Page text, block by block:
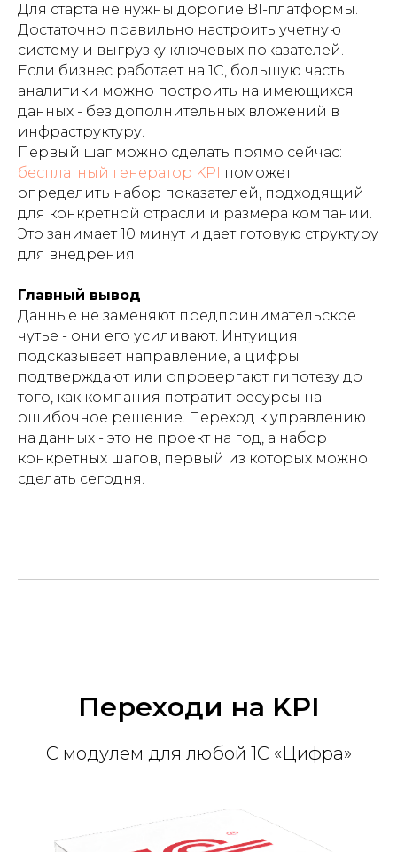
Для старта не нужны дорогие BI-платформы.
Достаточно правильно настроить учетную
систему и выгрузку ключевых показателей.
Если бизнес работает на 1С, большую часть
аналитики можно построить на имеющихся
данных - без дополнительных вложений в
инфраструктуру.
Первый шаг можно сделать прямо сейчас:
бесплатный генератор KPI
поможет
определить набор показателей, подходящий
для конкретной отрасли и размера компании.
Это занимает 10 минут и дает готовую структуру
для внедрения.
Главный вывод
Данные не заменяют предпринимательское
чутье - они его усиливают. Интуиция
подсказывает направление, а цифры
подтверждают или опровергают гипотезу до
того, как компания потратит ресурсы на
ошибочное решение. Переход к управлению
на данных - это не проект на год, а набор
конкретных шагов, первый из которых можно
сделать сегодня.
Переходи на KPI
С модулем для любой 1С «Цифра»